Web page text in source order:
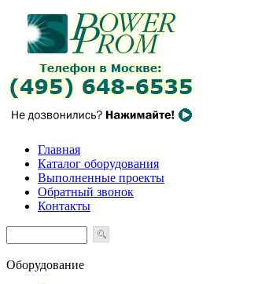
Главная
Каталог оборудования
Выполненные проекты
Обратный звонок
Контакты
Оборудование